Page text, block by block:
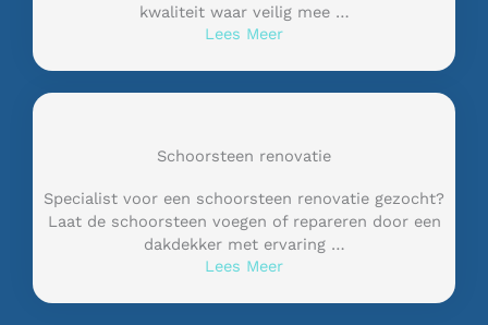
kwaliteit waar veilig mee …
Lees Meer
Schoorsteen renovatie
Specialist voor een schoorsteen renovatie gezocht?
Laat de schoorsteen voegen of repareren door een
dakdekker met ervaring …
Lees Meer